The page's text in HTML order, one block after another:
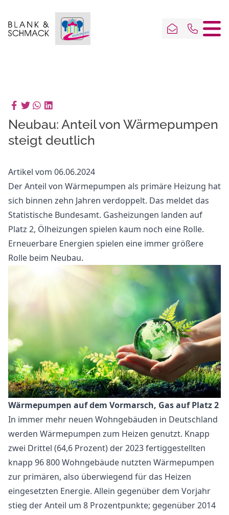
Neubau: Anteil von Wärmepumpen
steigt deutlich
Artikel vom 06.06.2024
Der Anteil von Wärmepumpen als primäre Heizung hat
sich binnen zehn Jahren verdoppelt. Das meldet das
Statistische Bundesamt. Gasheizungen landen auf
Platz 2, Ölheizungen spielen kaum noch eine Rolle.
Erneuerbare Energien spielen eine immer größere
Rolle beim Neubau.
Wärmepumpen auf dem Vormarsch, Gas auf Platz 2
In immer mehr neuen Wohngebäuden in Deutschland
werden Wärmepumpen zum Heizen genutzt. Knapp
zwei Drittel (64,6 Prozent) der 2023 fertiggestellten
knapp 96 800 Wohngebäude nutzten Wärmepumpen
zur primären, also überwiegend für das Heizen
eingesetzten Energie. Allein gegenüber dem Vorjahr
stieg der Anteil um 8 Prozentpunkte; gegenüber 2014